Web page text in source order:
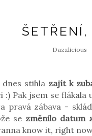
ŠETŘENÍ,
Dazzlicious
stihla zajít k
:) Pak jsem se flákala
pravá zábava -
se změnilo datum
know it, right